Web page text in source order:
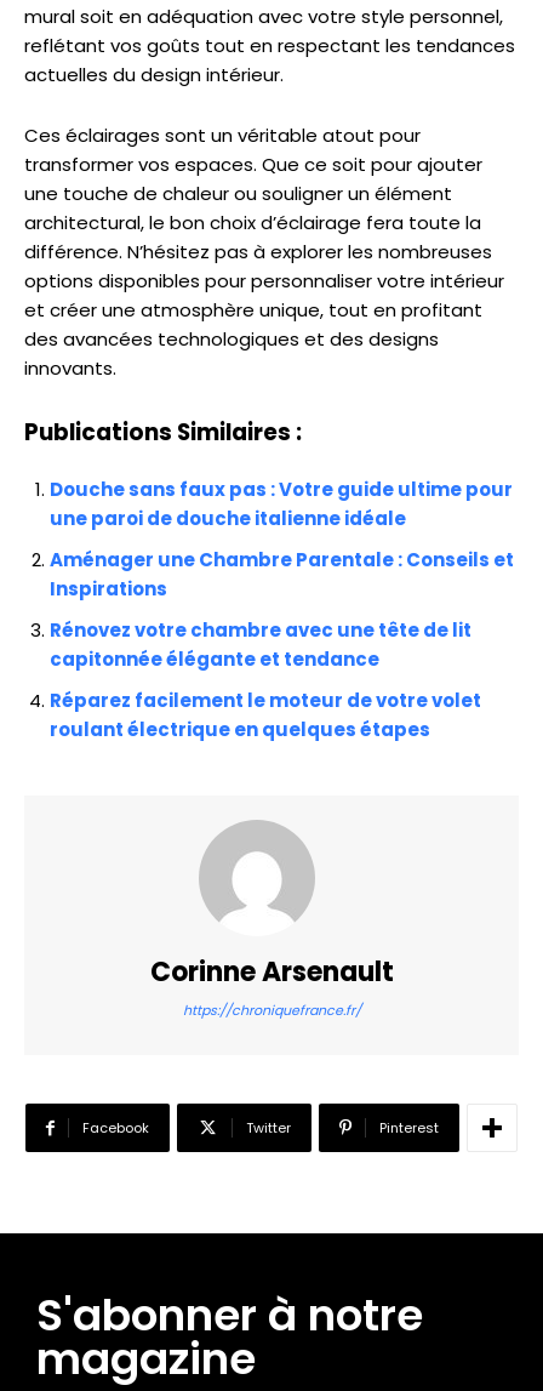
mural soit en adéquation avec votre style personnel,
reflétant vos goûts tout en respectant les tendances
actuelles du design intérieur.
Ces éclairages sont un véritable atout pour
transformer vos espaces. Que ce soit pour ajouter
une touche de chaleur ou souligner un élément
architectural, le bon choix d’éclairage fera toute la
différence. N’hésitez pas à explorer les nombreuses
options disponibles pour personnaliser votre intérieur
et créer une atmosphère unique, tout en profitant
des avancées technologiques et des designs
innovants.
Publications Similaires :
Douche sans faux pas : Votre guide ultime pour
une paroi de douche italienne idéale
Aménager une Chambre Parentale : Conseils et
Inspirations
Rénovez votre chambre avec une tête de lit
capitonnée élégante et tendance
Réparez facilement le moteur de votre volet
roulant électrique en quelques étapes
Corinne Arsenault
https://chroniquefrance.fr/
Facebook Twitter Pinterest
S'abonner à notre
magazine